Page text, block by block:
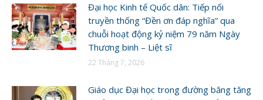
Đại học Kinh tế Quốc dân: Tiếp nối
truyền thống “Đền ơn đáp nghĩa” qua
chuỗi hoạt động kỷ niệm 79 năm Ngày
Thương binh – Liệt sĩ
22 Tháng 7, 2026
Giáo dục Đại học trong đường băng tăng